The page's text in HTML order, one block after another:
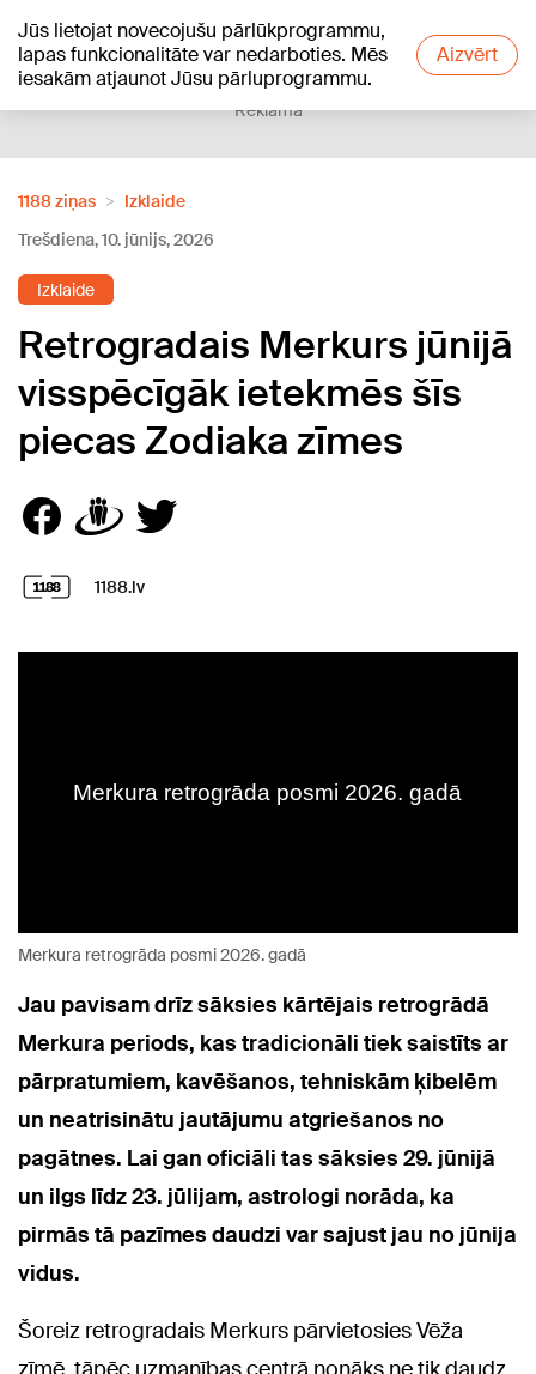
Jūs lietojat novecojušu pārlūkprogrammu,
lapas funkcionalitāte var nedarboties. Mēs
iesakām atjaunot Jūsu pārluprogrammu.
Aizvērt
+13°C
Reklāma
1188 ziņas
Izklaide
Trešdiena, 10. jūnijs, 2026
Izklaide
Retrogradais Merkurs jūnijā
visspēcīgāk ietekmēs šīs
piecas Zodiaka zīmes
1188.lv
Merkura retrogrāda posmi 2026. gadā
Jau pavisam drīz sāksies kārtējais retrogrādā
Merkura periods, kas tradicionāli tiek saistīts ar
pārpratumiem, kavēšanos, tehniskām ķibelēm
un neatrisinātu jautājumu atgriešanos no
pagātnes. Lai gan oficiāli tas sāksies 29. jūnijā
un ilgs līdz 23. jūlijam, astrologi norāda, ka
pirmās tā pazīmes daudzi var sajust jau no jūnija
vidus.
Šoreiz retrogradais Merkurs pārvietosies Vēža